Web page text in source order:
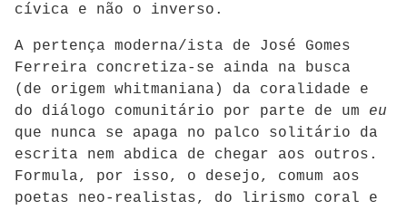
cívica e não o inverso.
A pertença moderna/ista de José Gomes
Ferreira concretiza-se ainda na busca
(de origem whitmaniana) da coralidade e
do diálogo comunitário por parte de um eu
que nunca se apaga no palco solitário da
escrita nem abdica de chegar aos outros.
Formula, por isso, o desejo, comum aos
poetas neo-realistas, do lirismo coral e